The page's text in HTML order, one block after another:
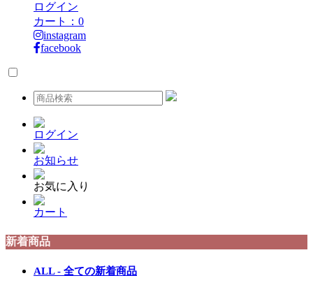
ログイン
カート： 0
instagram
facebook
ログイン
お知らせ
お気に入り
カート
新着商品
ALL - 全ての新着商品